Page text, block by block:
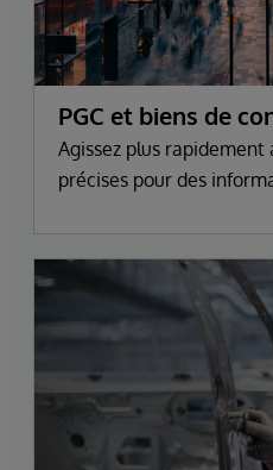
PGC et biens de
Agissez plus rapidement
précises pour des